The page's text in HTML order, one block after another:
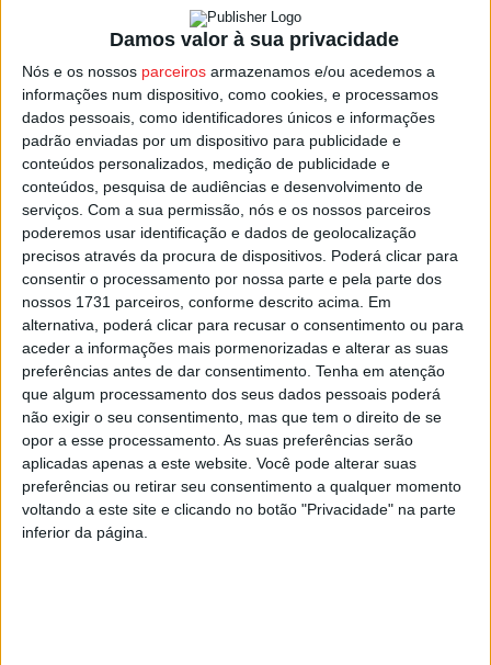
Damos valor à sua privacidade
Nós e os nossos parceiros armazenamos e/ou acedemos a
informações num dispositivo, como cookies, e processamos
dados pessoais, como identificadores únicos e informações
padrão enviadas por um dispositivo para publicidade e
conteúdos personalizados, medição de publicidade e
conteúdos, pesquisa de audiências e desenvolvimento de
serviços. Com a sua permissão, nós e os nossos parceiros
poderemos usar identificação e dados de geolocalização
precisos através da procura de dispositivos. Poderá clicar para
consentir o processamento por nossa parte e pela parte dos
nossos 1731 parceiros, conforme descrito acima. Em
alternativa, poderá clicar para recusar o consentimento ou para
aceder a informações mais pormenorizadas e alterar as suas
preferências antes de dar consentimento. Tenha em atenção
que algum processamento dos seus dados pessoais poderá
não exigir o seu consentimento, mas que tem o direito de se
opor a esse processamento. As suas preferências serão
aplicadas apenas a este website. Você pode alterar suas
preferências ou retirar seu consentimento a qualquer momento
voltando a este site e clicando no botão "Privacidade" na parte
inferior da página.
integra um conjunto de painéis, com mais de meia
centena de imagens registadas por Joshua Benoliel.
Para o vice-presidente da autarquia de Tondela, João
Carlos Figueiredo, “esta exposição é um excelente
momento para reavivarmos o espírito de participação
cívica e a história do nosso país”.
A mostra está patente na Biblioteca Municipal de Tondela
até ao próximo dia 28 de junho.
Esta e outras notícias para ouvir na Estação Diária – 96.8
FM ou em www.968.fm.
Pub